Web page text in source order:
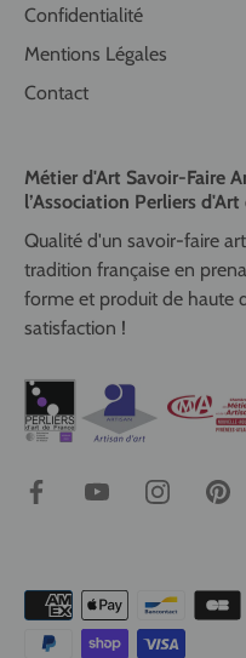
Confidentialité
Mentions Légales
Contact
Métier d'Art Savoir-Faire
l’Association Perliers d'Art
Qualité d'un savoir-faire
tradition française en
forme et produit de haute
satisfaction !